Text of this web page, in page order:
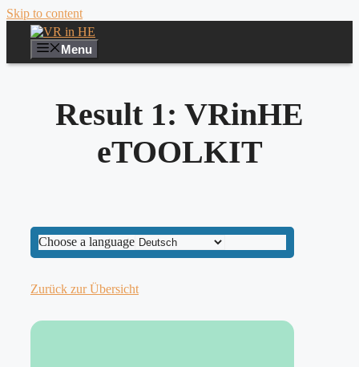
Skip to content
Menu
Result 1: VRinHE
eTOOLKIT
Choose a language
Zurück zur Übersicht